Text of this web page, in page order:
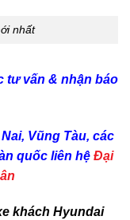
nhất
tư vấn & nhận báo
Vũng Tàu, các
quốc liên hệ Đại
khách Hyundai